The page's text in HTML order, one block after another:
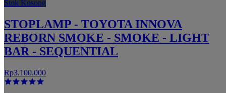
Stok Kosong
STOPLAMP - TOYOTA INNOVA
REBORN SMOKE - SMOKE - LIGHT
BAR - SEQUENTIAL
Rp3.100.000